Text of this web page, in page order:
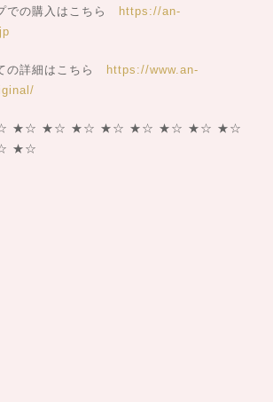
での購入はこちら
https://an-
の詳細はこちら
https://www.an-
★☆ ★☆ ★☆ ★☆ ★☆ ★☆ ★☆ ★☆
★☆